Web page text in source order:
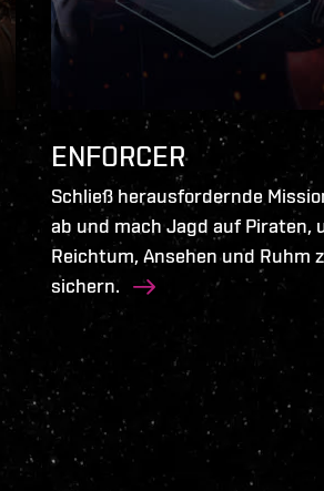
ENFORCER
Schließ herausfordernde
ab und mach Jagd auf Piraten,
Reichtum, Ansehen und Ruhm
sichern.